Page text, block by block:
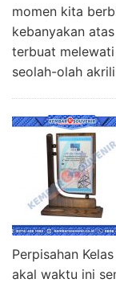
momen kita
kebanyakan
terbuat
seolah-olah
Perpisahan
akal waktu ini